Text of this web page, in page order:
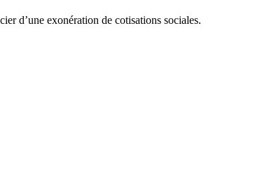
d’une exonération de cotisations sociales.